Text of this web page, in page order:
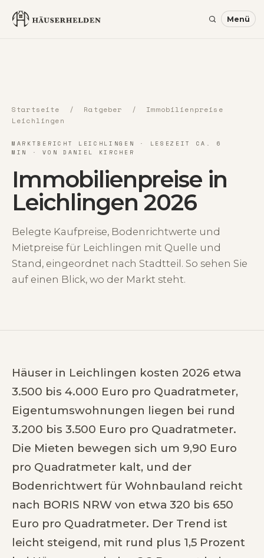
Startseite / Ratgeber / Immobilienpreise
Leichlingen
MARKTBERICHT LEICHLINGEN · LESEZEIT CA. 6
MIN · VON DANIEL KIRCHER
Immobilienpreise in
Leichlingen 2026
Belegte Kaufpreise, Bodenrichtwerte und
Mietpreise für Leichlingen mit Quelle und
Stand, eingeordnet nach Stadtteil. So sehen Sie
auf einen Blick, wo der Markt steht.
Häuser in Leichlingen kosten 2026 etwa
3.500 bis 4.000 Euro pro Quadratmeter,
Eigentumswohnungen liegen bei rund
3.200 bis 3.500 Euro pro Quadratmeter.
Die Mieten bewegen sich um 9,90 Euro
pro Quadratmeter kalt, und der
Bodenrichtwert für Wohnbauland reicht
nach BORIS NRW von etwa 320 bis 650
Euro pro Quadratmeter. Der Trend ist
leicht steigend, mit rund plus 1,5 Prozent